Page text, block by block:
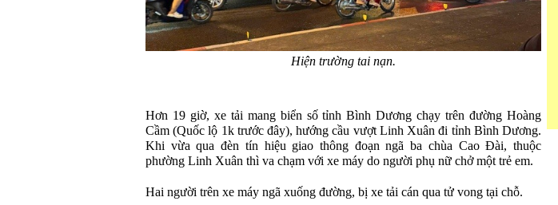
Hiện trường tai nạn.
Hơn 19 giờ, xe tải mang biển số tỉnh Bình Dương chạy trên đường Hoàng
Cầm (Quốc lộ 1k trước đây), hướng cầu vượt Linh Xuân đi tỉnh Bình Dương.
Khi vừa qua đèn tín hiệu giao thông đoạn ngã ba chùa Cao Đài, thuộc
phường Linh Xuân thì va chạm với xe máy do người phụ nữ chở một trẻ em.
Hai người trên xe máy ngã xuống đường, bị xe tải cán qua tử vong tại chỗ.